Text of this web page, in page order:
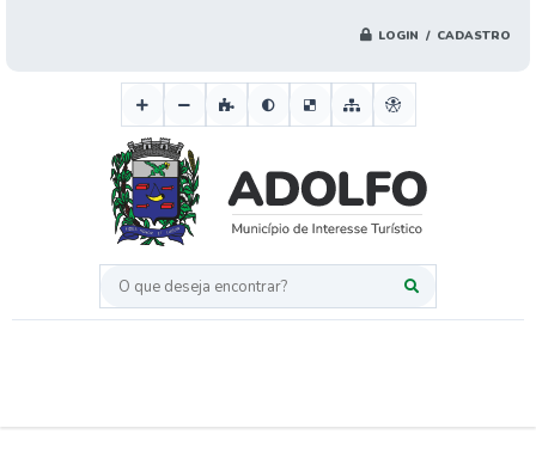
LOGIN / CADASTRO
O que deseja encontrar?